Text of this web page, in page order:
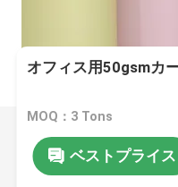
オフィス用50gsmカ
MOQ：3 Tons
ベストプライス